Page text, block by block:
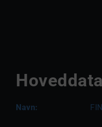
Hoveddata
Navn: